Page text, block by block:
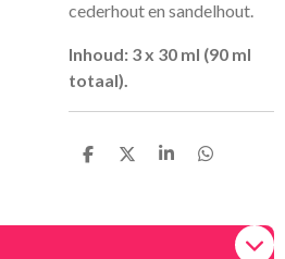
cederhout en sandelhout.
Inhoud: 3 x 30 ml (90 ml
totaal).
D
n
D
S
e
D
n